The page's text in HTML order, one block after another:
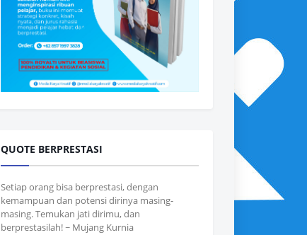
QUOTE BERPRESTASI
Setiap orang bisa berprestasi, dengan
kemampuan dan potensi dirinya masing-
masing. Temukan jati dirimu, dan
berprestasilah! ~ Mujang Kurnia